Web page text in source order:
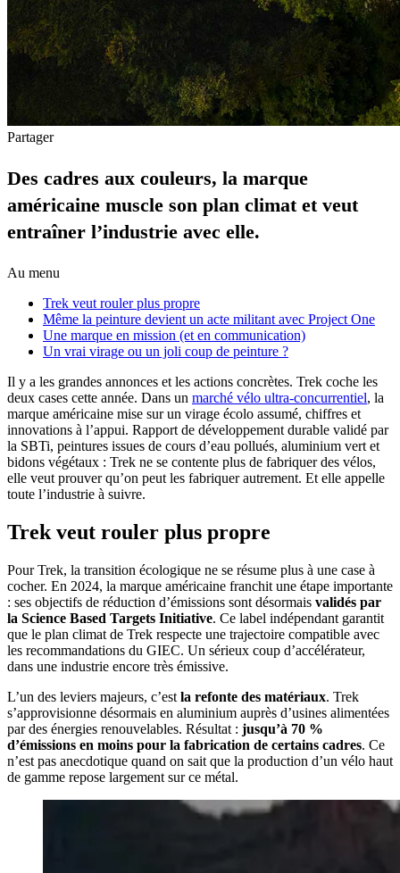
Partager
Des cadres aux couleurs, la marque
américaine muscle son plan climat et veut
entraîner l’industrie avec elle.
Au menu
Trek veut rouler plus propre
Même la peinture devient un acte militant avec Project One
Une marque en mission (et en communication)
Un vrai virage ou un joli coup de peinture ?
Il y a les grandes annonces et les actions concrètes. Trek coche les
deux cases cette année. Dans un marché vélo ultra-concurrentiel, la
marque américaine mise sur un virage écolo assumé, chiffres et
innovations à l’appui. Rapport de développement durable validé par
la SBTi, peintures issues de cours d’eau pollués, aluminium vert et
bidons végétaux : Trek ne se contente plus de fabriquer des vélos,
elle veut prouver qu’on peut les fabriquer autrement. Et elle appelle
toute l’industrie à suivre.
Trek veut rouler plus propre
Pour Trek, la transition écologique ne se résume plus à une case à
cocher. En 2024, la marque américaine franchit une étape importante
: ses objectifs de réduction d’émissions sont désormais validés par
la Science Based Targets Initiative. Ce label indépendant garantit
que le plan climat de Trek respecte une trajectoire compatible avec
les recommandations du GIEC. Un sérieux coup d’accélérateur,
dans une industrie encore très émissive.
L’un des leviers majeurs, c’est la refonte des matériaux. Trek
s’approvisionne désormais en aluminium auprès d’usines alimentées
par des énergies renouvelables. Résultat : jusqu’à 70 %
d’émissions en moins pour la fabrication de certains cadres. Ce
n’est pas anecdotique quand on sait que la production d’un vélo haut
de gamme repose largement sur ce métal.